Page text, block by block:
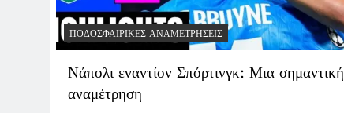
ΠΟΔΟΣΦΑΙΡΙΚΈΣ ΑΝΑΜΕΤΡΉΣΕΙΣ
Νάπολι εναντίον Σπόρτινγκ: Μια σημαντική
αναμέτρηση